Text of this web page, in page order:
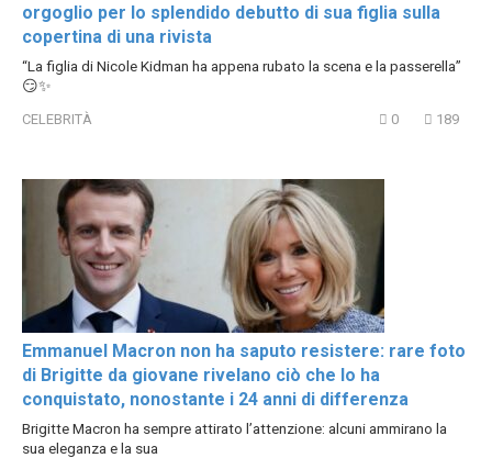
orgoglio per lo splendido debutto di sua figlia sulla
copertina di una rivista
“La figlia di Nicole Kidman ha appena rubato la scena e la passerella”
😏✨
CELEBRITÀ 0 189
Emmanuel Macron non ha saputo resistere: rare foto
di Brigitte da giovane rivelano ciò che lo ha
conquistato, nonostante i 24 anni di differenza
Brigitte Macron ha sempre attirato l’attenzione: alcuni ammirano la
sua eleganza e la sua